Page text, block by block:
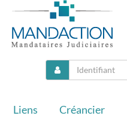
Liens Créancier